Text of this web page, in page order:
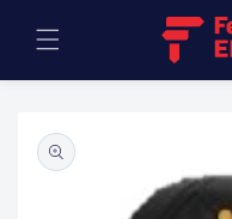
directamente
al contenido
a la
información